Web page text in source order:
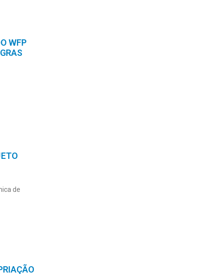
WFP
de